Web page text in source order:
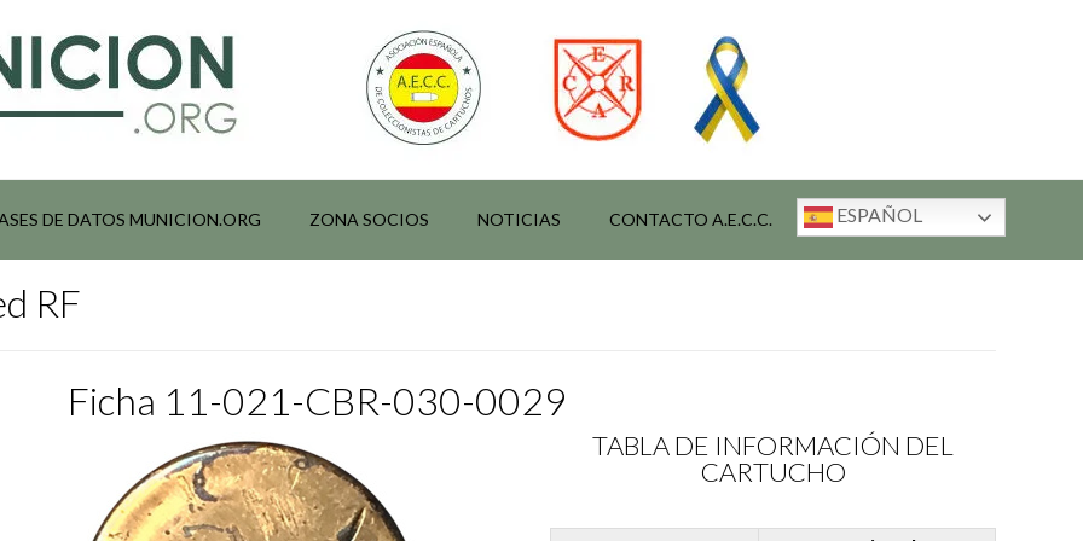
DE DATOS MUNICION.ORG ZONA SOCIOS NOTICIAS CONTACTO A.E.C.C. ESPAÑOL
RF
Ficha 11-021-CBR-030-0029
TABLA DE INFORMACIÓN DEL
CARTUCHO